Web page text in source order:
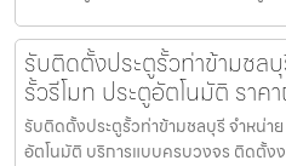
รับติดตั้งประตูรั้วท่าข้ามชล
รั้วรีโมท ประตูอัตโนมัติ ราค
รับติดตั้งประตูรั้วท่าข้ามชลบุรี จำหน่า
อัตโนมัติ บริการแบบครบวงจร ติดตั้ง